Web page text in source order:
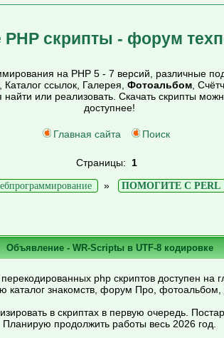
скрипты - форум
на PHP 5 - 7 версий, различные
Каталог ссылок, Галерея, Фотоальбом,
или реализовать. Скачать скрипты
доступнее!
Главная сайта Поиск
Страницы: 1
» ПОМОГИТЕ С PERL
Объявление - WR-Scriptы в UTF-8 кодировке
php скриптов доступен на
каталог знакомств, форум Про,
в скриптах в первую очередь.
Планирую продолжить работы весь 2026 год.